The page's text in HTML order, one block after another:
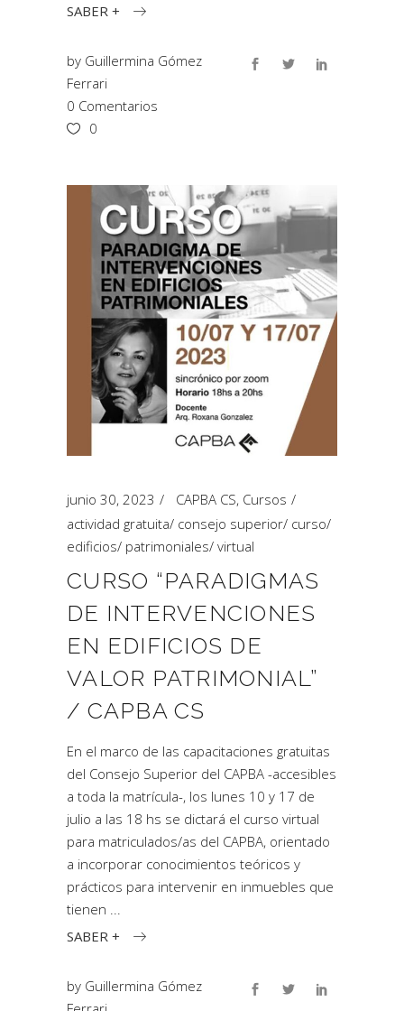
SABER +
by Guillermina Gómez
Ferrari
0 Comentarios
0
junio 30, 2023 CAPBA CS, Cursos
actividad gratuita/ consejo superior/ curso/
edificios/ patrimoniales/ virtual
CURSO “PARADIGMAS
DE INTERVENCIONES
EN EDIFICIOS DE
VALOR PATRIMONIAL”
/ CAPBA CS
En el marco de las capacitaciones gratuitas
del Consejo Superior del CAPBA -accesibles
a toda la matrícula-, los lunes 10 y 17 de
julio a las 18 hs se dictará el curso virtual
para matriculados/as del CAPBA, orientado
a incorporar conocimientos teóricos y
prácticos para intervenir en inmuebles que
tienen
SABER +
by Guillermina Gómez